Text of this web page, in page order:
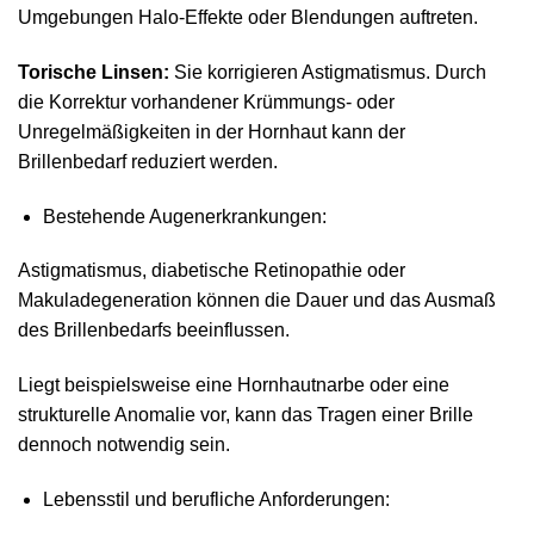
Umgebungen Halo‑Effekte oder Blendungen auftreten.
Torische Linsen: Sie korrigieren Astigmatismus. Durch
die Korrektur vorhandener Krümmungs‑ oder
Unregelmäßigkeiten in der Hornhaut kann der
Brillenbedarf reduziert werden.
Bestehende Augenerkrankungen:
Astigmatismus, diabetische Retinopathie oder
Makuladegeneration können die Dauer und das Ausmaß
des Brillenbedarfs beeinflussen.
Liegt beispielsweise eine Hornhautnarbe oder eine
strukturelle Anomalie vor, kann das Tragen einer Brille
dennoch notwendig sein.
Lebensstil und berufliche Anforderungen: